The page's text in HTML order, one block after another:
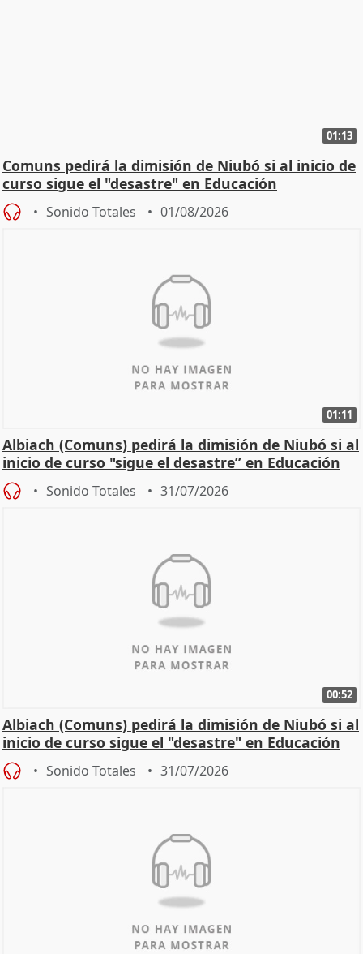
01:13
Comuns pedirá la dimisión de Niubó si al inicio de
curso sigue el "desastre" en Educación
Sonido Totales 01/08/2026
01:11
Albiach (Comuns) pedirá la dimisión de Niubó si al
inicio de curso "sigue el desastre” en Educación
Sonido Totales 31/07/2026
00:52
Albiach (Comuns) pedirá la dimisión de Niubó si al
inicio de curso sigue el "desastre" en Educación
Sonido Totales 31/07/2026